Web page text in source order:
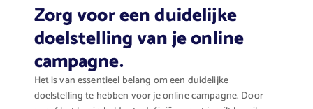
Zorg voor een duidelijke
doelstelling van je online
campagne.
Het is van essentieel belang om een duidelijke
doelstelling te hebben voor je online campagne. Door